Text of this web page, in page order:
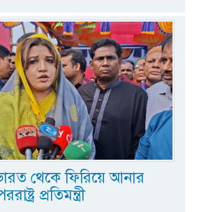
থেকে ফিরিয়ে আনার
প্রতিমন্ত্রী